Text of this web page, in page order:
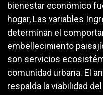
bienestar económico
hogar, Las variables
determinan el
embellecimiento
son servicios
comunidad urbana. El
respalda la viabilidad